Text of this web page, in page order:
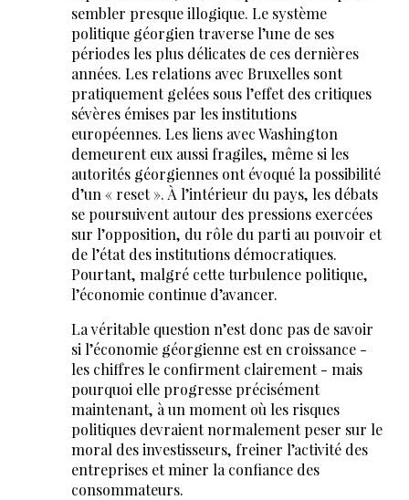
sembler presque illogique. Le système
politique géorgien traverse l’une de ses
périodes les plus délicates de ces dernières
années. Les relations avec Bruxelles sont
pratiquement gelées sous l’effet des critiques
sévères émises par les institutions
européennes. Les liens avec Washington
demeurent eux aussi fragiles, même si les
autorités géorgiennes ont évoqué la possibilité
d’un « reset ». À l’intérieur du pays, les débats
se poursuivent autour des pressions exercées
sur l’opposition, du rôle du parti au pouvoir et
de l’état des institutions démocratiques.
Pourtant, malgré cette turbulence politique,
l’économie continue d’avancer.
La véritable question n’est donc pas de savoir
si l’économie géorgienne est en croissance -
les chiffres le confirment clairement - mais
pourquoi elle progresse précisément
maintenant, à un moment où les risques
politiques devraient normalement peser sur le
moral des investisseurs, freiner l’activité des
entreprises et miner la confiance des
consommateurs.